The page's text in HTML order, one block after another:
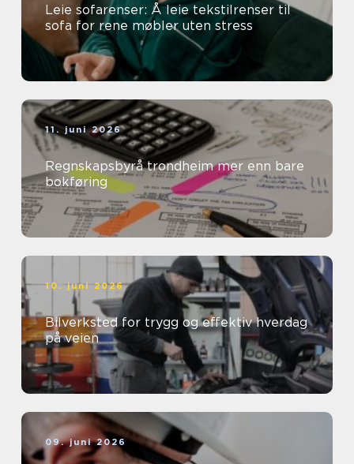
Leie sofarenser: Å leie tekstilrenser til
sofa for rene møbler uten stress
11. juni 2026
Regnskapsbyrå trondheim mer enn bare
bokføring
10. juni 2026
Bilverksted for trygg og effektiv hverdag
på veien
09. juni 2026